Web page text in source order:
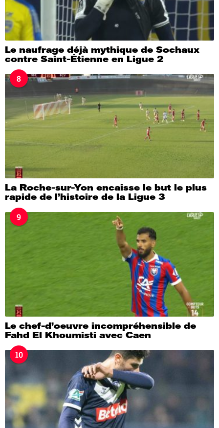
Le naufrage déjà mythique de Sochaux
contre Saint-Étienne en Ligue 2
8
La Roche-sur-Yon encaisse le but le plus
rapide de l’histoire de la Ligue 3
9
Le chef-d’oeuvre incompréhensible de
Fahd El Khoumisti avec Caen
10